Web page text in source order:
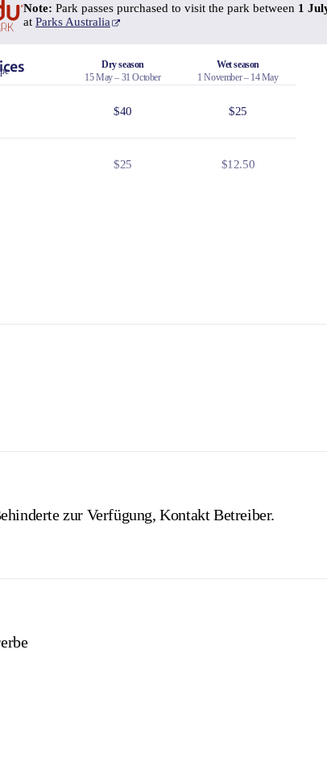
Note: Park passes purchased to visit the park between 1
at Parks Australia
Dry season
15 May – 31 October
Wet season
1 November – 14 May
$40 $25
$25 $12.50
for 7 days.
zur Verfügung, Kontakt Betreiber.